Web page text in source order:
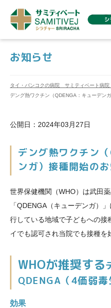
お知らせ
タイ・バンコクの病院 サミティベート病院
デング熱ワクチン（QDENGA：キューデン
公開日：2024年03月27日
デング熱ワクチン
ンガ）接種開始の
世界保健機関（WHO）は武田
「QDENGA（キューデンガ）
行している地域で子どもへの接
イでも認可され当院でも接種を
WHOが推奨する
QDENGA（4価弱毒
効果